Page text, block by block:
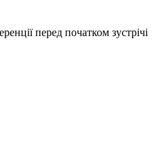
перед початком зустрічі